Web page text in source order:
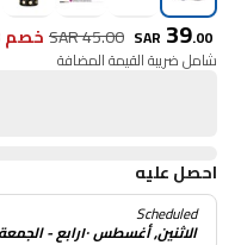
SAR 39.00
SAR45.00 خصم 13%
شامل ضريبة القيمة المضافة
احصل عليه
Scheduled
الاثنين, أغسطس ١٠رابع - الجمعة, أغسطس ١٤رابع